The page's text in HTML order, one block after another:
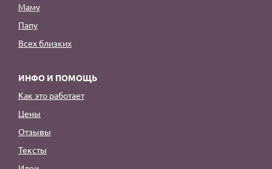
Маму
Папу
Всех близких
ИНФО И ПОМОЩЬ
Как это работает
Цены
Отзывы
Тексты